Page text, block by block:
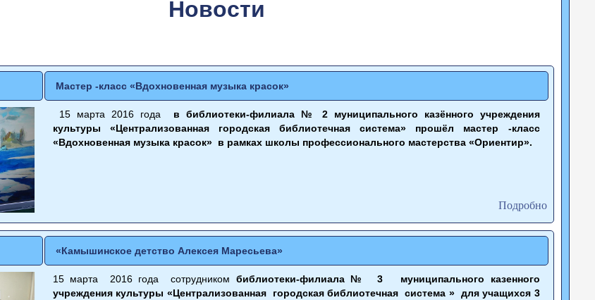
Новости
Мастер -класс «Вдохновенная музыка красок»
15 марта 2016 года
в библиотеки-филиала № 2 муниципального казённого учреждения
культуры «Централизованная городская библиотечная система» прошёл мастер -класс
«Вдохновенная музыка красок» в рамках школы профессионального мастерства «Ориентир».
Подробно
«Камышинское детство Алексея Маресьева»
15 марта 2016 года сотрудником библиотеки-филиала № 3 муниципального казенного
учреждения культуры «Централизованная городская библиотечная система » для учащихся 3